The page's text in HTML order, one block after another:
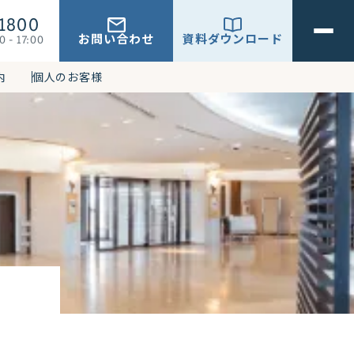
- 17:00 お問い合わせ 資料ダウンロード
個人のお客様